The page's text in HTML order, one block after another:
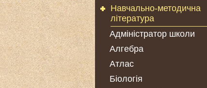
Навчально-методична
література
Адміністратор школи
Алгебра
Атлас
Біологія